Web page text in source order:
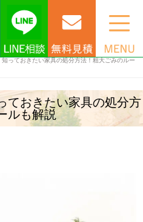
知っておきたい家具の処分方法！粗大ごみのルー
ておきたい家具の処分方
ルも解説